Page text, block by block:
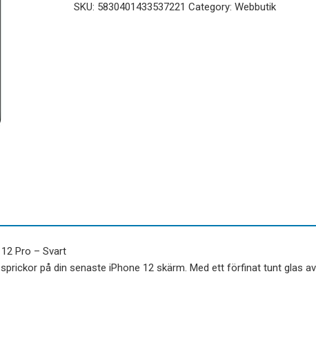
SKU: 5830401433537221 Category: Webbutik
Pro – Svart
på din senaste iPhone 12 skärm. Med ett förfinat tunt glas av